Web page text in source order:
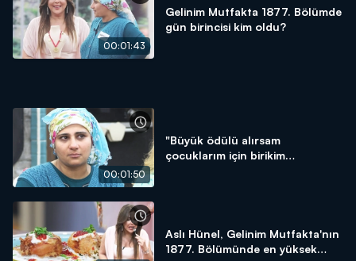
00:01:43
Gelinim Mutfakta 1877. Bölümde
gün birincisi kim oldu?
00:01:50
"Büyük ödülü alırsam
çocuklarım için birikim
Aslı Hünel, Gelinim Mutfakta'nın
1877. Bölümünde en yüksek